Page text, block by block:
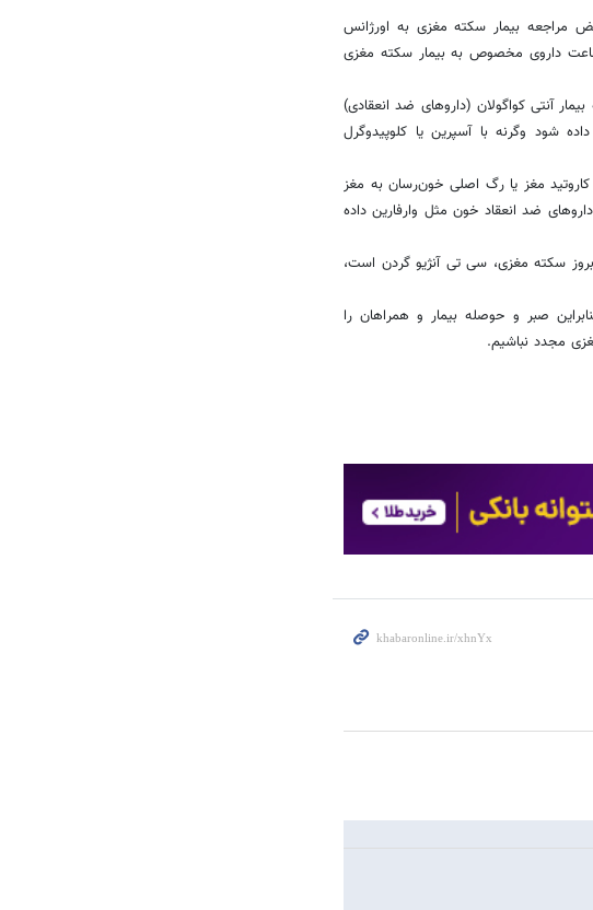
بیمار سکته مغزی به اورژانس
ساعت داروی مخصوص به بیمار سکته مغزی
آنتی کواگولان (داروهای ضد انعقادی)
شود وگرنه با آسپرین یا کلوپیدوگرل
مغز یا رگ اصلی خون‌رسان به مغز
ضد انعقاد خون مثل وارفارین داده
سکته مغزی، سی تی آنژیو گردن است،
صبر و حوصله بیمار و همراهان را
مجدد نباشیم.